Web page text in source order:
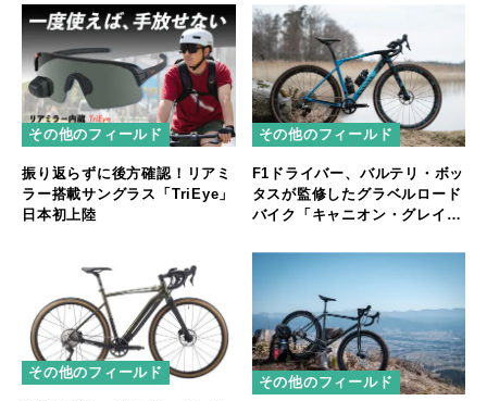
その他のフィールド
振り返らずに後方確認！リアミ
ラー搭載サングラス「TriEye」
日本初上陸
その他のフィールド
F1ドライバー、バルテリ・ボッ
タスが監修したグラベルロード
バイク「キャニオン・グレイル
その他のフィールド
その他のフィールド